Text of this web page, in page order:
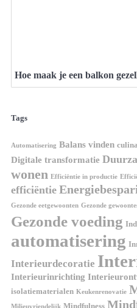
Hoe maak je een balkon
Tags
Automatisering Balans vinden
Digitale transformatie
wonen Efficiëntie in productie
efficiëntie
Gezonde eetgewoonten Gezonde
Gezonde voeding
automatisering
Interieurdecoratie
Interieurinrichting
isolatiematerialen Keukenrenovatie
Milieuvriendelijk Mindfulness